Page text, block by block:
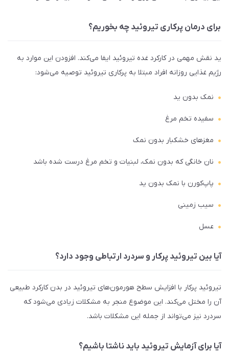
برای درمان پرکاری تیروئید چه بخوریم؟
ید نقش مهمی در کارکرد غده تیروئید ایفا می‌کند. افزودن این موارد به
رژیم غذایی روزانه افراد مبتلا به پرکاری تیروئید توصیه می‌شود:
نمک بدون ید
سفیده تخم مرغ
مغزهای خشکبار بدون نمک
نان خانگی که بدون نمک، لبنیات و تخم مرغ درست شده باشد
پاپ‌کورن با نمک بدون ید
سیب زمینی
عسل
آیا بین تیروئید پرکار و سردرد ارتباطی وجود دارد؟
تیروئید پرکار با افزایش سطح هورمون‌های تیروئید در بدن کارکرد طبیعی
آن را مختل می‌کند. این موضوع منجر به مشکلات زیادی می‌شود که
سردرد نیز می‌تواند از جمله این مشکلات باشد.
آیا برای آزمایش تیروئید باید ناشتا باشیم؟